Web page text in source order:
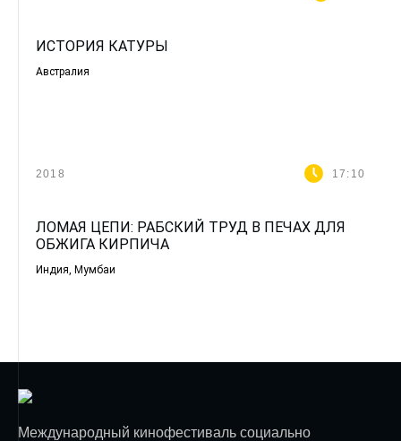
ИСТОРИЯ КАТУРЫ
Австралия
2018 17:10
ЛОМАЯ ЦЕПИ: РАБСКИЙ ТРУД В ПЕЧАХ ДЛЯ
ОБЖИГА КИРПИЧА
Индия, Мумбаи
Международный кинофестиваль социально